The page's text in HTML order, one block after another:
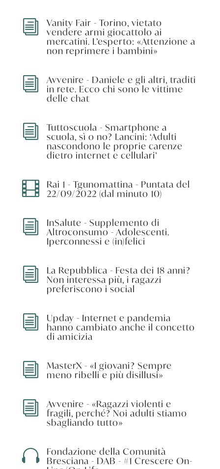
i Vanity Fair - Torino, vietato
vendere armi giocattolo ai
mercatini. L’esperto: «Attenzione a
non reprimere i bambini»
i Avvenire - Daniele e gli altri, traditi
in rete. Ecco chi sono le vittime
delle chat
i Tuttoscuola - Smartphone a
scuola, sì o no? Lancini: ‘Adulti
nascondono le proprie carenze
dietro internet e cellulari’
 Rai 1 - Tgunomattina - Puntata del
22/09/2022 (dal minuto 10)
i InSalute - Supplemento di
Altroconsumo - Adolescenti.
Iperconnessi e (in)felici
i La Repubblica - Festa dei 18 anni?
Non interessa più, i ragazzi
preferiscono i social
i Upday - Internet e pandemia
hanno cambiato anche il concetto
di amicizia
i MasterX - «I giovani? Sempre
meno ribelli e più disillusi»
i Avvenire - «Ragazzi violenti e
fragili, perché? Noi adulti stiamo
sbagliando tutto»
 Fondazione della Comunità
Bresciana - DAB - #1 Crescere On-